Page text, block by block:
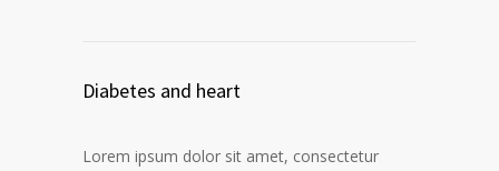
Diabetes and heart
Lorem ipsum dolor sit amet, consectetur